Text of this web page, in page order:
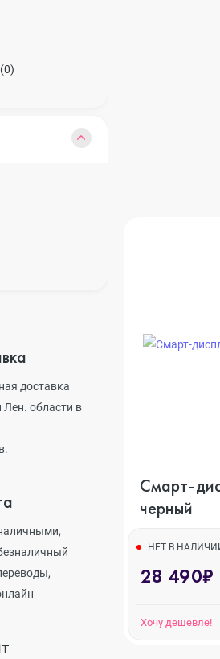
iPhone 15
0)
доставка
Лен. области в
Смарт-
черный
НЕТ В
28 490₽
Хочу дешевле!